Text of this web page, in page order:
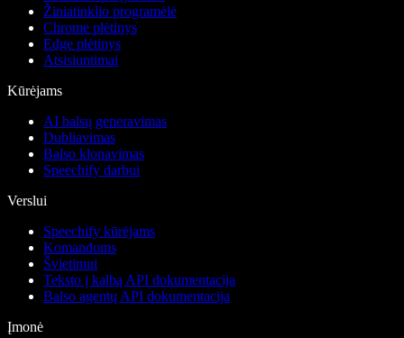
Žiniatinklio programėlė
Chrome plėtinys
Edge plėtinys
Atsisiuntimai
Kūrėjams
AI balsų generavimas
Dubliavimas
Balso klonavimas
Speechify darbui
Verslui
Speechify kūrėjams
Komandoms
Švietimui
Teksto į kalbą API dokumentacija
Balso agentų API dokumentacija
Įmonė